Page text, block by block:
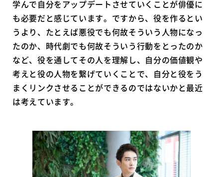
学んで自分をアップデートさせていくことが俳優に
も必要だと感じています。ですから、役を作るとい
うより、たとえば悪役でも何故そういう人物になっ
たのか、時代劇でも何故そういう行動をとったのか
など、役を通してその人を理解し、自分の価値観や
考えと役の人物を繋げていくことで、自分と役をう
まくリンクさせることができるのではないかと最近
は考えています。